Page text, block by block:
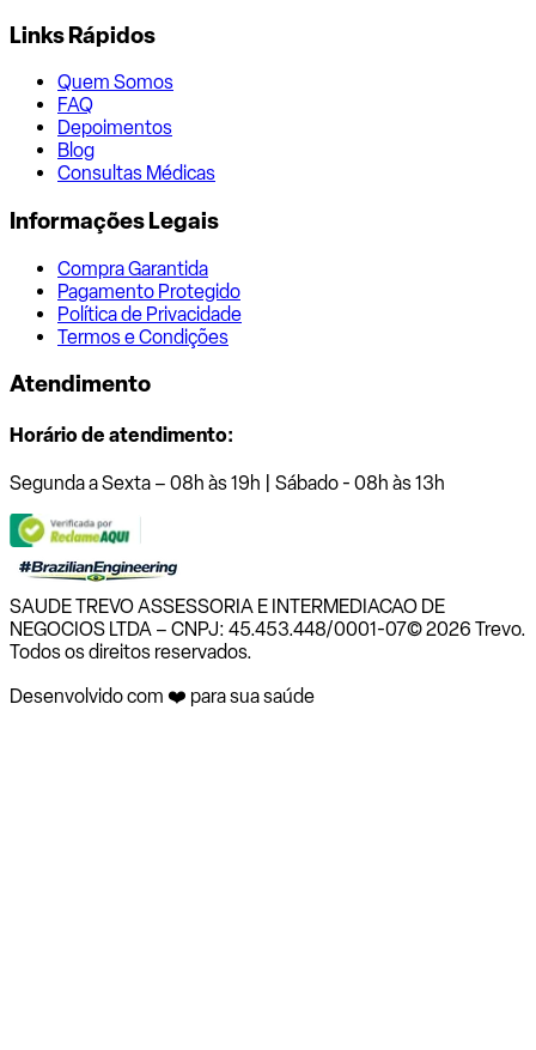
Links Rápidos
Quem Somos
FAQ
Depoimentos
Blog
Consultas Médicas
Informações Legais
Compra Garantida
Pagamento Protegido
Política de Privacidade
Termos e Condições
Atendimento
Horário de atendimento:
Segunda a Sexta – 08h às 19h | Sábado - 08h às 13h
SAUDE TREVO ASSESSORIA E INTERMEDIACAO DE
NEGOCIOS LTDA – CNPJ: 45.453.448/0001-07© 2026 Trevo.
Todos os direitos reservados.
Desenvolvido com ❤️ para sua saúde